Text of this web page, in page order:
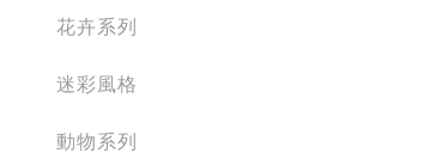
花卉系列
迷彩風格
動物系列